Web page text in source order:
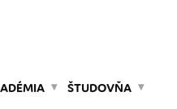
ŠTUDOVŇA